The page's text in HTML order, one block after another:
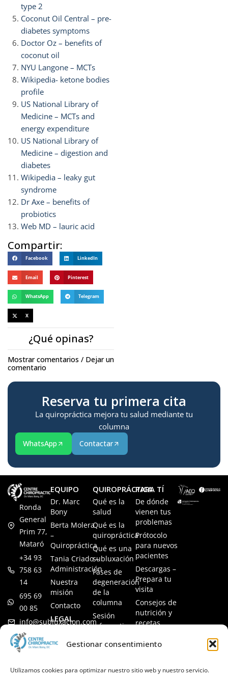
Gestionar consentimiento
Utilizamos cookies para optimizar nuestro sitio web y nuestro servicio.
type 2
Coconut Oil Central – pre-
diabetes symptoms
Doctor Oz – benefits of
coconut oil
NYU Langone – MCTs
Wikipedia- ketone bodies
profile
US National Library of
Medicine – MCTs and
energy expenditure
US National Library of
Medicine – digestion and
diabetes
Wikipedia – leaky gut
syndrome
Dr Axe – benefits of
probiotics
Web MD – lauric acid
Compartir:
Facebook LinkedIn
Email Pinterest
WhatsApp Telegram
X
¿Qué opinas?
Mostrar comentarios / Dejar un
comentario
Reserva tu primera cita
La quiropráctica mejora tu salud mediante tu
columna
WhatsApp Contactar
Ronda
General
Prim 77,
Mataró
+34 93
758 63
14
695 69
00 85
info@subluxacion.com
EQUIPO
Dr. Marc
Bony
Berta Molera
–
Quiropráctica
Tania Criado –
Administración
Nuestra
misión
Contacto
LEGAL
Política de
Política de
QUIROPRÁCTICA
Qué es la
salud
Qué es la
quiropráctica
Qué es una
subluxación
Fases de
degeneración
de la
columna
Sesión
informativa
Quiropráctica
para familias
para
PARA TÍ
De dónde
vienen tus
problemas
Prótocolo
para nuevos
pacientes
Descargas –
Prepara tu
visita
Consejos de
nutrición y
recetas
frecuentes